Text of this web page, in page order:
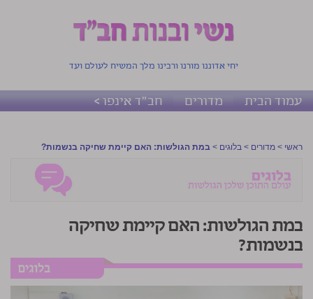
יחי אדוננו מורנו ורבינו מלך המשיח לעולם ועד
עמוד הבית מדורים חב"ד אינפו >
ראשי > מדורים > בלוגים > במת הגולשות: האם קיימת שחיקה בנשמות?
במת הגולשות: האם קיימת שחיקה
בנשמות?